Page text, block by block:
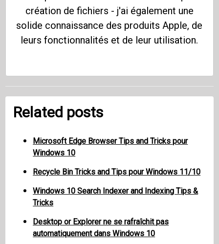
création de fichiers - j'ai également une
solide connaissance des produits Apple, de
leurs fonctionnalités et de leur utilisation.
Related posts
Microsoft Edge Browser Tips and Tricks pour
Windows 10
Recycle Bin Tricks and Tips pour Windows 11/10
Windows 10 Search Indexer and Indexing Tips &
Tricks
Desktop or Explorer ne se rafraîchit pas
automatiquement dans Windows 10